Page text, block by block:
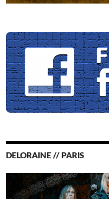
DELORAINE // PARIS